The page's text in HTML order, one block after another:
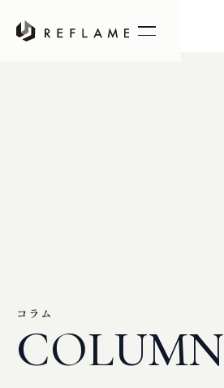
コラム
COLUMN